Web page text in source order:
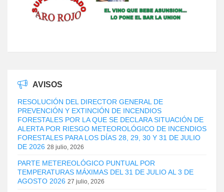
AVISOS
RESOLUCIÓN DEL DIRECTOR GENERAL DE
PREVENCIÓN Y EXTINCIÓN DE INCENDIOS
FORESTALES POR LA QUE SE DECLARA SITUACIÓN DE
ALERTA POR RIESGO METEOROLÓGICO DE INCENDIOS
FORESTALES PARA LOS DÍAS 28, 29, 30 Y 31 DE JULIO
DE 2026 28 julio, 2026
PARTE METEREOLÓGICO PUNTUAL POR
TEMPERATURAS MÁXIMAS DEL 31 DE JULIO AL 3 DE
AGOSTO 2026 27 julio, 2026